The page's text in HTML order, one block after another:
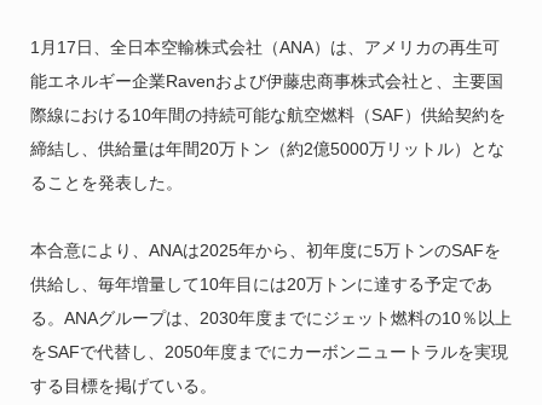
1月17日、全日本空輸株式会社（ANA）は、アメリカの再生可
能エネルギー企業Ravenおよび伊藤忠商事株式会社と、主要国
際線における10年間の持続可能な航空燃料（SAF）供給契約を
締結し、供給量は年間20万トン（約2億5000万リットル）とな
ることを発表した。
本合意により、ANAは2025年から、初年度に5万トンのSAFを
供給し、毎年増量して10年目には20万トンに達する予定であ
る。ANAグループは、2030年度までにジェット燃料の10％以上
をSAFで代替し、2050年度までにカーボンニュートラルを実現
する目標を掲げている。